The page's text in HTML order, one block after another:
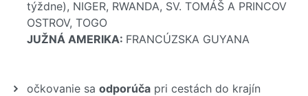
týždne), NIGER, RWANDA, SV. TOMÁŠ A PRINCOV
OSTROV, TOGO
JUŽNÁ AMERIKA: FRANCÚZSKA GUYANA
očkovanie sa odporúča pri cestách do krajín